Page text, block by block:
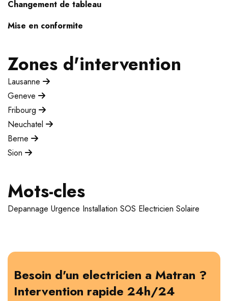
Changement de tableau
Mise en conformite
Zones d'intervention
Lausanne
Geneve
Fribourg
Neuchatel
Berne
Sion
Mots-cles
Depannage Urgence Installation SOS Electricien Solaire
Besoin d'un electricien a Matran ?
Intervention rapide 24h/24